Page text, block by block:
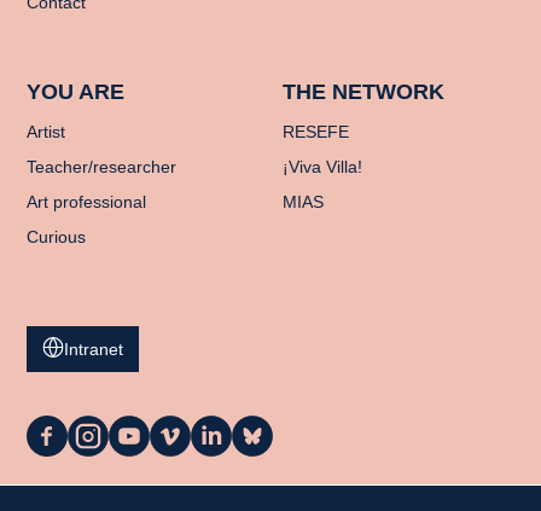
YOU ARE
Artist
Teacher/researcher
Art professional
Curious
THE NETWORK
RESEFE
¡Viva Villa!
MIAS
Intranet
La
on
La
on
La
on
La
on
La
on
La
on